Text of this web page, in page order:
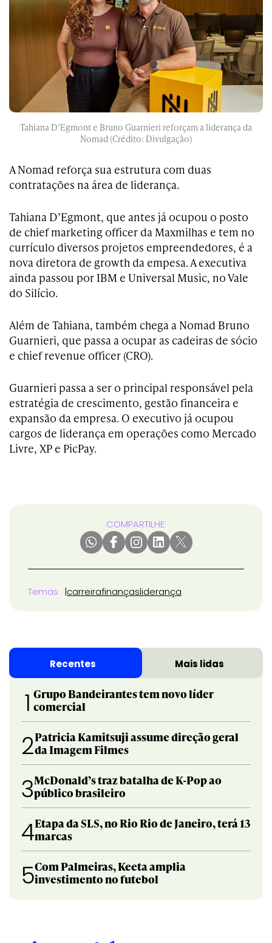
Tahiana D’Egmont e Bruno Guarnieri reforçam a liderança da
Nomad (Crédito: Divulgação)
A Nomad reforça sua estrutura com duas
contratações na área de liderança.
Tahiana D’Egmont, que antes já ocupou o posto
de chief marketing officer da Maxmilhas e tem no
currículo diversos projetos empreendedores, é a
nova diretora de growth da empesa. A executiva
ainda passou por IBM e Universal Music, no Vale
do Silício.
Além de Tahiana, também chega a Nomad Bruno
Guarnieri, que passa a ocupar as cadeiras de sócio
e chief revenue officer (CRO).
Guarnieri passa a ser o principal responsável pela
estratégia de crescimento, gestão financeira e
expansão da empresa. O executivo já ocupou
cargos de liderança em operações como Mercado
Livre, XP e PicPay.
COMPARTILHE:
Temas carreirafinançasliderança
Recentes Mais lidas
1 Grupo Bandeirantes tem novo líder
comercial
2Patricia Kamitsuji assume direção geral
da Imagem Filmes
3McDonald’s traz batalha de K-Pop ao
público brasileiro
4Etapa da SLS, no Rio Rio de Janeiro, terá 13
marcas
5Com Palmeiras, Keeta amplia
investimento no futebol